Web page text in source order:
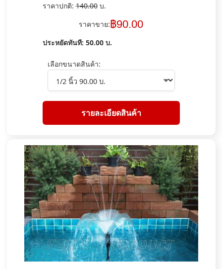
ราคาปกติ:140.00บ.
ราคาขาย:฿90.00
ประหยัดทันที: 50.00บ.
เลือกขนาดสินค้า:
รายละเอียดสินค้า